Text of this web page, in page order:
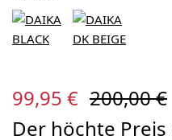
Verkaufspreis:
99,95 € 200,00 €
Der höchte